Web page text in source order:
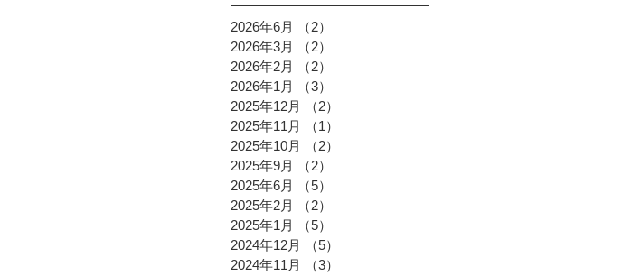
2026年6月 （2）
2026年3月
（2）
2026年2月
（2）
2026年1月
（3）
2025年12月
（2）
2025年11月
（1）
2025年10月
（2）
2025年9月
（2）
2025年6月
（5）
2025年2月
（2）
2025年1月
（5）
2024年12月
（5）
2024年11月
（3）